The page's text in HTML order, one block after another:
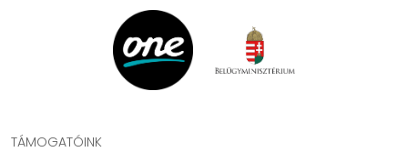
TÁMOGATÓINK